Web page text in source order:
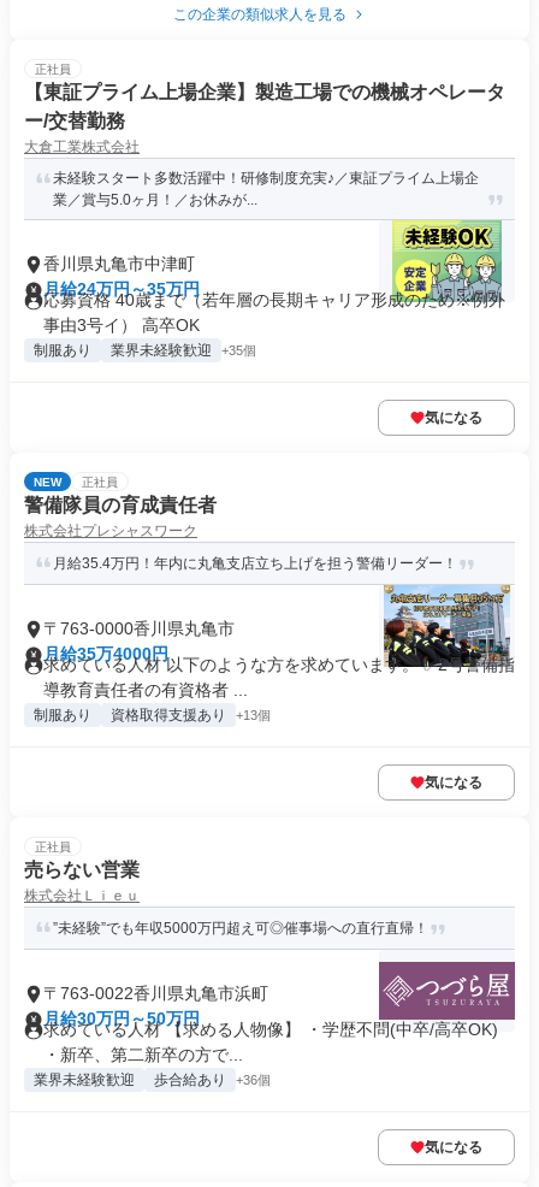
この企業の類似求人を見る
正社員
【東証プライム上場企業】製造工場での機械オペレータ
ー/交替勤務
大倉工業株式会社
未経験スタート多数活躍中！研修制度充実♪／東証プライム上場企
業／賞与5.0ヶ月！／お休みが...
香川県丸亀市中津町
月給24万円～35万円
応募資格 40歳まで（若年層の長期キャリア形成のため※例外
事由3号イ） 高卒OK
制服あり 業界未経験歓迎 +35個
気になる
NEW 正社員
警備隊員の育成責任者
株式会社プレシャスワーク
月給35.4万円！年内に丸亀支店立ち上げを担う警備リーダー！
〒763-0000香川県丸亀市
月給35万4000円
求めている人材 以下のような方を求めています。 ✅2号警備指
導教育責任者の有資格者 ...
制服あり 資格取得支援あり +13個
気になる
正社員
売らない営業
株式会社Ｌｉｅｕ
”未経験”でも年収5000万円超え可◎催事場への直行直帰！
〒763-0022香川県丸亀市浜町
月給30万円～50万円
求めている人材 【求める人物像】 ・学歴不問(中卒/高卒OK)
・新卒、第二新卒の方で...
業界未経験歓迎 歩合給あり +36個
気になる